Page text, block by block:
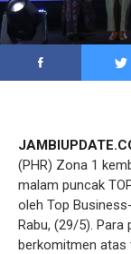
(PHR) Zona 1
malam puncak
oleh Top
Rabu, (29/5). Para
berkomitmen atas